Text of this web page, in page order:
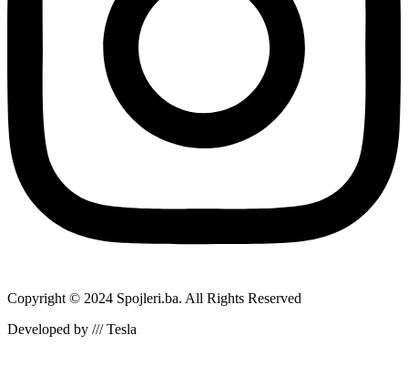
Copyright © 2024 Spojleri.ba. All Rights Reserved
Developed by /// Tesla